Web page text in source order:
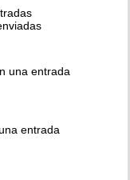
una entrada
entrada